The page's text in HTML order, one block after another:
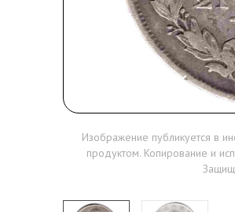
Изображение публикуется в
продуктом. Копирование и